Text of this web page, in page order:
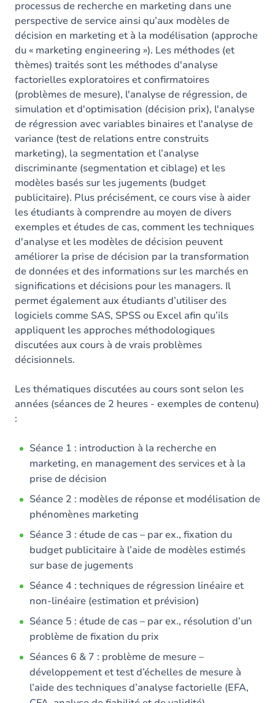
processus de recherche en marketing dans une
perspective de service ainsi qu’aux modèles de
décision en marketing et à la modélisation (approche
du « marketing engineering »). Les méthodes (et
thèmes) traités sont les méthodes d'analyse
factorielles exploratoires et confirmatoires
(problèmes de mesure), l'analyse de régression, de
simulation et d'optimisation (décision prix), l'analyse
de régression avec variables binaires et l'analyse de
variance (test de relations entre construits
marketing), la segmentation et l’analyse
discriminante (segmentation et ciblage) et les
modèles basés sur les jugements (budget
publicitaire). Plus précisément, ce cours vise à aider
les étudiants à comprendre au moyen de divers
exemples et études de cas, comment les techniques
d'analyse et les modèles de décision peuvent
améliorer la prise de décision par la transformation
de données et des informations sur les marchés en
significations et décisions pour les managers. Il
permet également aux étudiants d’utiliser des
logiciels comme SAS, SPSS ou Excel afin qu’ils
appliquent les approches méthodologiques
discutées aux cours à de vrais problèmes
décisionnels.
Les thématiques discutées au cours sont selon les
années (séances de 2 heures - exemples de contenu)
:
Séance 1 : introduction à la recherche en
marketing, en management des services et à la
prise de décision
Séance 2 : modèles de réponse et modélisation de
phénomènes marketing
Séance 3 : étude de cas – par ex., fixation du
budget publicitaire à l’aide de modèles estimés
sur base de jugements
Séance 4 : techniques de régression linéaire et
non-linéaire (estimation et prévision)
Séance 5 : étude de cas – par ex., résolution d’un
problème de fixation du prix
Séances 6 & 7 : problème de mesure –
développement et test d’échelles de mesure à
l’aide des techniques d’analyse factorielle (EFA,